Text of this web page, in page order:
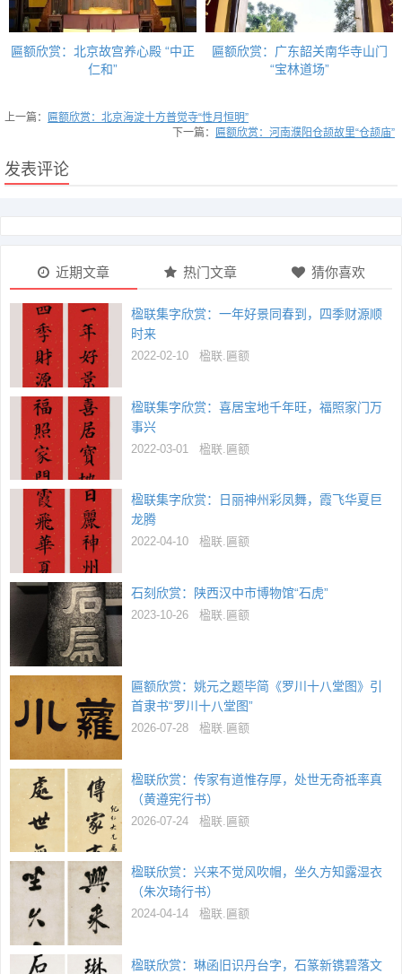
匾额欣赏：北京故宫养心殿 “中正
仁和”
匾额欣赏：广东韶关南华寺山门
“宝林道场”
上一篇：
匾额欣赏：北京海淀十方普觉寺“性月恒明”
下一篇：
匾额欣赏：河南濮阳仓颉故里“仓颉庙”
发表评论
近期文章 热门文章 猜你喜欢
楹联集字欣赏：一年好景同春到，四季财源顺
时来
2022-02-10 楹联.匾额
楹联集字欣赏：喜居宝地千年旺，福照家门万
事兴
2022-03-01 楹联.匾额
楹联集字欣赏：日丽神州彩凤舞，霞飞华夏巨
龙腾
2022-04-10 楹联.匾额
石刻欣赏：陕西汉中市博物馆“石虎”
2023-10-26 楹联.匾额
匾额欣赏：姚元之题毕简《罗川十八堂图》引
首隶书“罗川十八堂图”
2026-07-28 楹联.匾额
楹联欣赏：传家有道惟存厚，处世无奇祗率真
（黄遵宪行书）
2026-07-24 楹联.匾额
楹联欣赏：兴来不觉风吹帽，坐久方知露湿衣
（朱次琦行书）
2024-04-14 楹联.匾额
楹联欣赏：琳函旧识丹台字，石篆新镌碧落文